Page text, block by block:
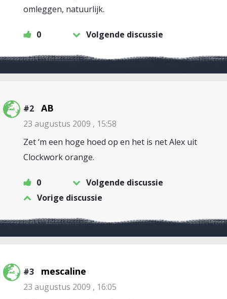
omleggen, natuurlijk.
0 Volgende discussie
#2 AB
23 augustus 2009 , 15:58
Zet ‘m een hoge hoed op en het is net Alex uit
Clockwork orange.
0
Volgende discussie
Vorige discussie
#3 mescaline
23 augustus 2009 , 16:05